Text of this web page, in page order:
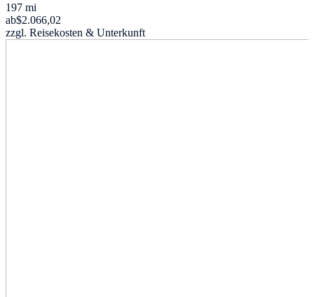
197 mi
ab$2.066,02
zzgl. Reisekosten & Unterkunft